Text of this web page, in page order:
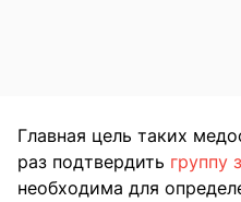
Главная цель таких
раз подтвердить группу
необходима для